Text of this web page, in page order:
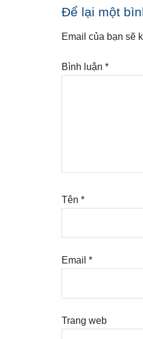
Reader
Interactions
Để lại một
Email của bạn sẽ
Bình luận *
Tên *
Email *
Trang web